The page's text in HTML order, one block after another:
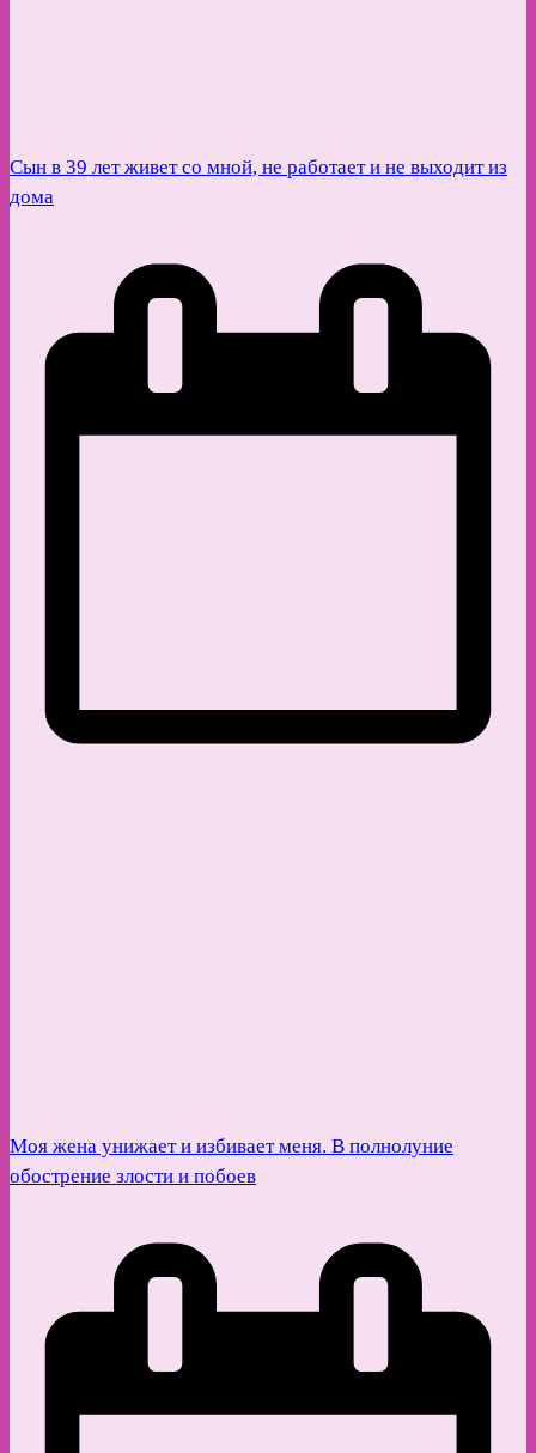
Сын в 39 лет живет со мной, не работает и не выходит из
дома
Моя жена унижает и избивает меня. В полнолуние
обострение злости и побоев